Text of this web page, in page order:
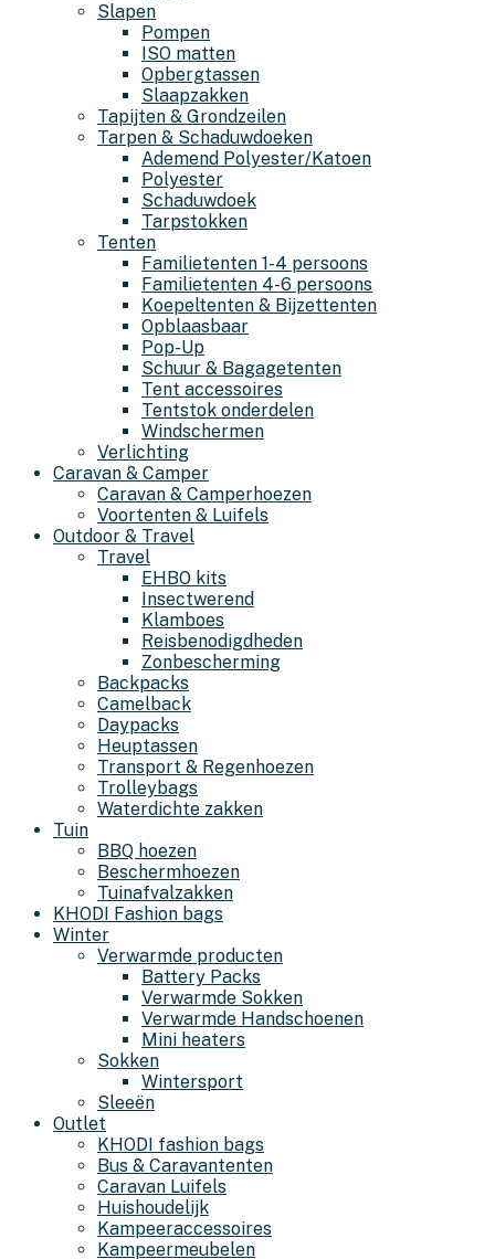
Slapen
Pompen
ISO matten
Opbergtassen
Slaapzakken
Tapijten & Grondzeilen
Tarpen & Schaduwdoeken
Ademend Polyester/Katoen
Polyester
Schaduwdoek
Tarpstokken
Tenten
Familietenten 1-4 persoons
Familietenten 4-6 persoons
Koepeltenten & Bijzettenten
Opblaasbaar
Pop-Up
Schuur & Bagagetenten
Tent accessoires
Tentstok onderdelen
Windschermen
Verlichting
Caravan & Camper
Caravan & Camperhoezen
Voortenten & Luifels
Outdoor & Travel
Travel
EHBO kits
Insectwerend
Klamboes
Reisbenodigdheden
Zonbescherming
Backpacks
Camelback
Daypacks
Heuptassen
Transport & Regenhoezen
Trolleybags
Waterdichte zakken
Tuin
BBQ hoezen
Beschermhoezen
Tuinafvalzakken
KHODI Fashion bags
Winter
Verwarmde producten
Battery Packs
Verwarmde Sokken
Verwarmde Handschoenen
Mini heaters
Sokken
Wintersport
Sleeën
Outlet
KHODI fashion bags
Bus & Caravantenten
Caravan Luifels
Huishoudelijk
Kampeeraccessoires
Kampeermeubelen